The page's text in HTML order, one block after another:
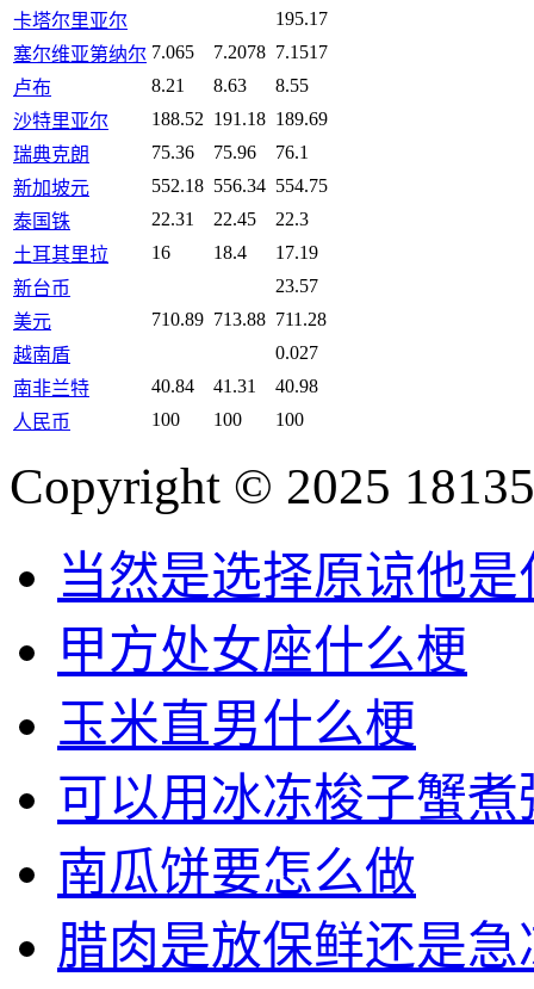
卡塔尔里亚尔
195.17
塞尔维亚第纳尔 7.065 7.2078 7.1517
卢布
8.21 8.63
8.55
沙特里亚尔
188.52 191.18 189.69
瑞典克朗
75.36 75.96
76.1
新加坡元
552.18 556.34 554.75
泰国铢
22.31 22.45
22.3
土耳其里拉
16 18.4
17.19
新台币
23.57
美元
710.89 713.88 711.28
越南盾
0.027
南非兰特
40.84 41.31
40.98
人民币
100 100 100
Copyright © 2025
当然是选择原谅他是
甲方处女座什么梗
玉米直男什么梗
可以用冰冻梭子蟹煮
南瓜饼要怎么做
腊肉是放保鲜还是急